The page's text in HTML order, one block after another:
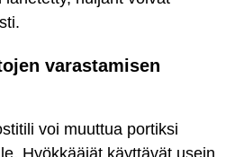
varastamisen
voi muuttua portiksi
Hyökkääjät käyttävät usein